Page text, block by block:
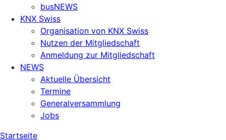
busNEWS
KNX Swiss
Organisation von KNX Swiss
Nutzen der Mitgliedschaft
Anmeldung zur Mitgliedschaft
NEWS
Aktuelle Übersicht
Termine
Generalversammlung
Jobs
Startseite